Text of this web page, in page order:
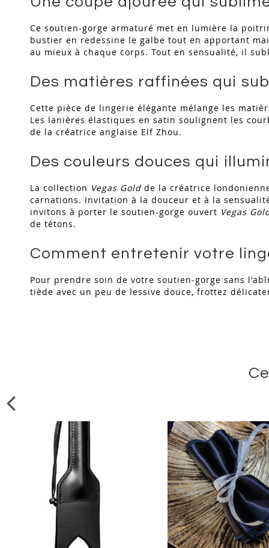
Ce soutien-gorge armaturé met en lumière la
bustier en redessine le galbe tout en apportant
au mieux à chaque corps. Tout en sensualité, il
Des matières raffinées qui
Cette pièce de lingerie élégante mélange les
Les lanières élastiques en satin soulignent les
de la créatrice anglaise Elf Zhou.
Des couleurs douces qui
La collection Vegas Gold de la créatrice
carnations. Invitation à la douceur et à la
invitons à porter le soutien-gorge ouvert Vegas
de tétons.
Comment entretenir votre
Pour prendre soin de votre soutien-gorge sans
tiède avec un peu de lessive douce, frottez